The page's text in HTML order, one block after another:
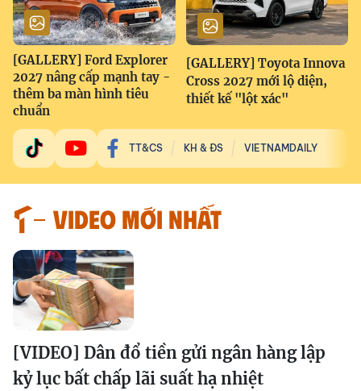
[GALLERY] Ford Explorer
2027 nâng cấp mạnh tay -
thêm ba màn hình tiêu
chuẩn
[GALLERY] Toyota Innova
Cross 2027 mới lộ diện,
thiết kế "lột xác"
TT&CS KH & ĐS VIETNAMDAILY
VIDEO MỚI NHẤT
[VIDEO] Dân đổ tiền gửi ngân hàng lập
kỷ lục bất chấp lãi suất hạ nhiệt